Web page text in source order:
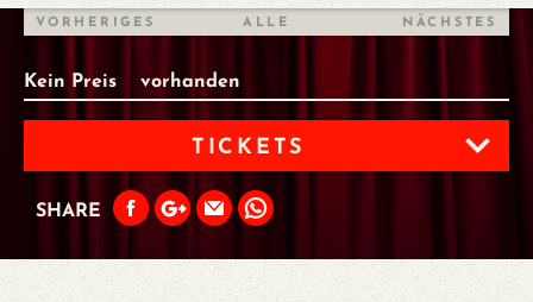
VORHERIGES ALLE NÄCHSTES
Kein Preis vorhanden
TICKETS
SHARE